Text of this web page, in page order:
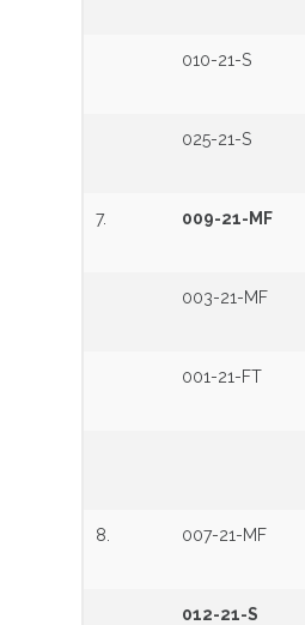
010-21-S
025-21-S
7. 009-21-MF
003-21-MF
001-21-FT
8. 007-21-MF
012-21-S